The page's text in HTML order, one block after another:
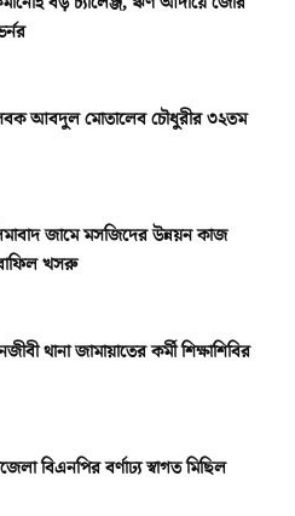
আবদুল মোতালেব চৌধুরীর ৩২তম
জামে মসজিদের উন্নয়ন কাজ
খসরু
থানা জামায়াতের কর্মী শিক্ষাশিবির
বিএনপির বর্ণাঢ্য স্বাগত মিছিল